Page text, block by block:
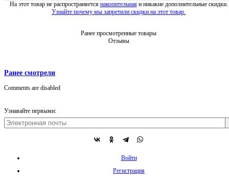
На этот товар не распространяется накопительнаяи никакие дополнительные скидки.
Узнайте почему мы запретили скидки на этот товар.
Ранее просмотренные товары
Отзывы
Ранее смотрели
Comments are disabled
Узнавайте первыми:
Войти
Регистрация